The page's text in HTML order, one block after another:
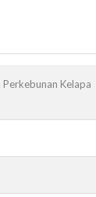
Kelapa